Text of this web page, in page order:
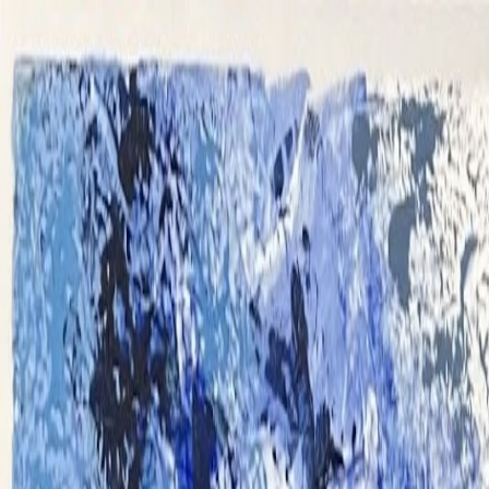
Accueil Parcours Portfolio Expos / Médias BlogContactGalerie Virtuelle
FR